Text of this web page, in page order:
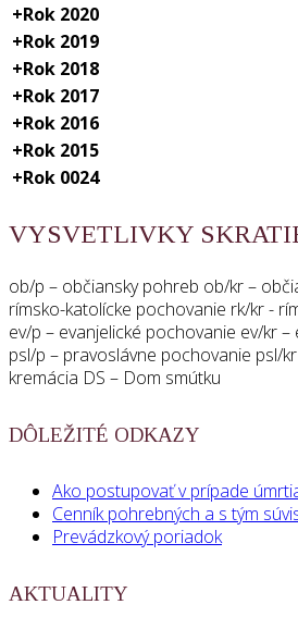
+Rok 2020
+Rok 2019
+Rok 2018
+Rok 2017
+Rok 2016
+Rok 2015
+Rok 0024
VYSVETLIVKY
ob/p – občiansky pohreb ob/kr –
rímsko-katolícke pochovanie rk/kr -
ev/p – evanjelické pochovanie ev/kr –
psl/p – pravoslávne pochovanie psl/
kremácia DS – Dom smútku
DÔLEŽITÉ ODKAZY
Ako postupovať v prípade
Cenník pohrebných a s tým
Prevádzkový poriadok
AKTUALITY